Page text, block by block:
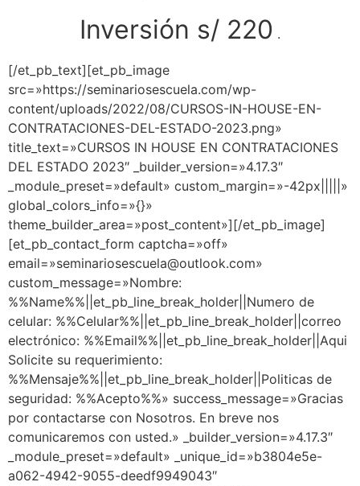
Inversión s/ 220 .
[/et_pb_text][et_pb_image
src=»https://seminariosescuela.com/wp-
content/uploads/2022/08/CURSOS-IN-HOUSE-EN-
CONTRATACIONES-DEL-ESTADO-2023.png»
title_text=»CURSOS IN HOUSE EN CONTRATACIONES
DEL ESTADO 2023″ _builder_version=»4.17.3″
_module_preset=»default» custom_margin=»-42px|||||»
global_colors_info=»{}»
theme_builder_area=»post_content»][/et_pb_image]
[et_pb_contact_form captcha=»off»
email=»seminariosescuela@outlook.com»
custom_message=»Nombre:
%%Name%%||et_pb_line_break_holder||Numero de
celular: %%Celular%%||et_pb_line_break_holder||correo
electrónico: %%Email%%||et_pb_line_break_holder||Aqui
Solicite su requerimiento:
%%Mensaje%%||et_pb_line_break_holder||Politicas de
seguridad: %%Acepto%%» success_message=»Gracias
por contactarse con Nosotros. En breve nos
comunicaremos con usted.» _builder_version=»4.17.3″
_module_preset=»default» _unique_id=»b3804e5e-
a062-4942-9055-deedf9949043″